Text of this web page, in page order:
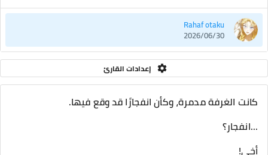
Rahaf otaku
2026/06/30
إعدادات القارئ
كانت الغرفة مدمرة، وكأن انفجارًا قد وقع فيها.
...انفجار؟
أخي!